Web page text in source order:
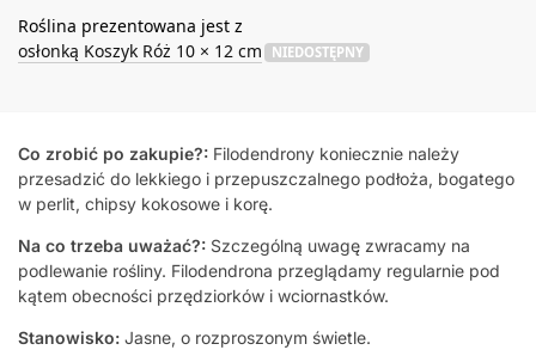
Roślina prezentowana jest z
osłonką Koszyk Róż 10 × 12 cm
NIEDOSTĘPNY
Co zrobić po zakupie?: Filodendrony koniecznie należy
przesadzić do lekkiego i przepuszczalnego podłoża, bogatego
w perlit, chipsy kokosowe i korę.
Na co trzeba uważać?: Szczególną uwagę zwracamy na
podlewanie rośliny. Filodendrona przeglądamy regularnie pod
kątem obecności przędziorków i wciornastków.
Stanowisko: Jasne, o rozproszonym świetle.